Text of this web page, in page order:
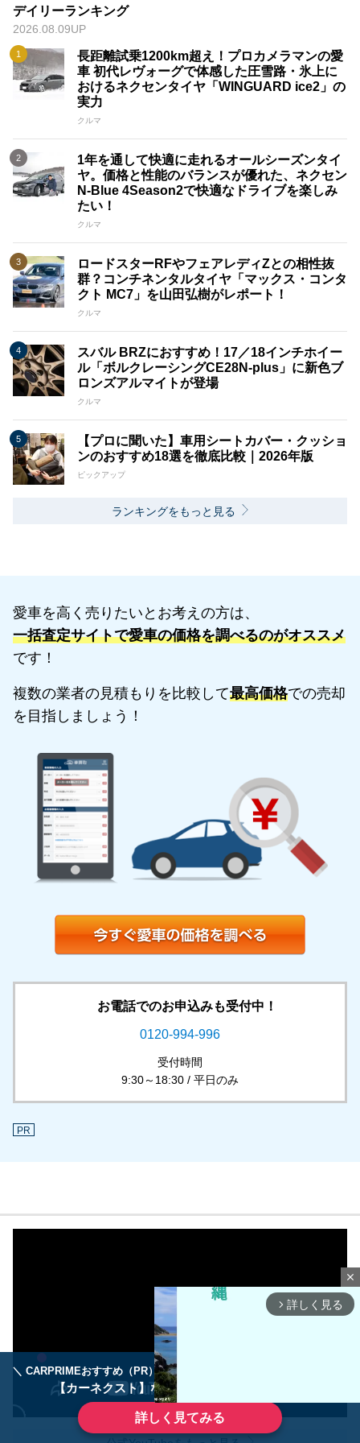
＼ CARPRIMEおすすめ（PR） ／ディーラーで手放すのはもったいない！
【カーネクスト】ならどんなクルマも高価買取
詳しく見てみる
デイリーランキング
2026.08.09UP
長距離試乗1200km超え！プロカメラマンの愛
車 初代レヴォーグで体感した圧雪路・氷上に
おけるネクセンタイヤ「WINGUARD ice2」の
実力
クルマ
1年を通して快適に走れるオールシーズンタイ
ヤ。価格と性能のバランスが優れた、ネクセン
N-Blue 4Season2で快適なドライブを楽しみ
たい！
クルマ
ロードスターRFやフェアレディZとの相性抜
群？コンチネンタルタイヤ「マックス・コンタ
クト MC7」を山田弘樹がレポート！
クルマ
スバル BRZにおすすめ！17／18インチホイー
ル「ボルクレーシングCE28N-plus」に新色ブ
ロンズアルマイトが登場
クルマ
【プロに聞いた】車用シートカバー・クッショ
ンのおすすめ18選を徹底比較｜2026年版
ピックアップ
ランキングをもっと見る
愛車を高く売りたいとお考えの方は、
一括査定サイトで愛車の価格を調べるのがオススメ
です！
複数の業者の見積もりを比較して最高価格での売却
を目指しましょう！
お電話でのお申込みも受付中！
0120-994-996
受付時間
9:30～18:30 / 平日のみ
PR
close
arrow_forward_ios 詳しく見る